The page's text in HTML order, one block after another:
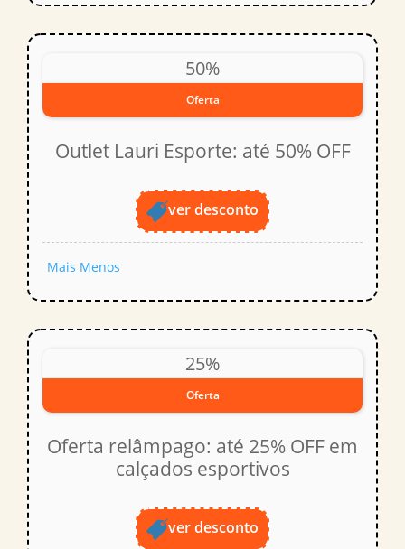
50%
Oferta
Outlet Lauri Esporte: até 50% OFF
ver desconto
Mais Menos
25%
Oferta
Oferta relâmpago: até 25% OFF em
calçados esportivos
ver desconto